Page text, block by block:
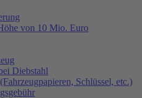
von 10 Mio. Euro
Diebstahl
Schlüssel, etc.)